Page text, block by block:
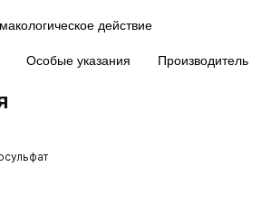
действие
Особые указания Производитель